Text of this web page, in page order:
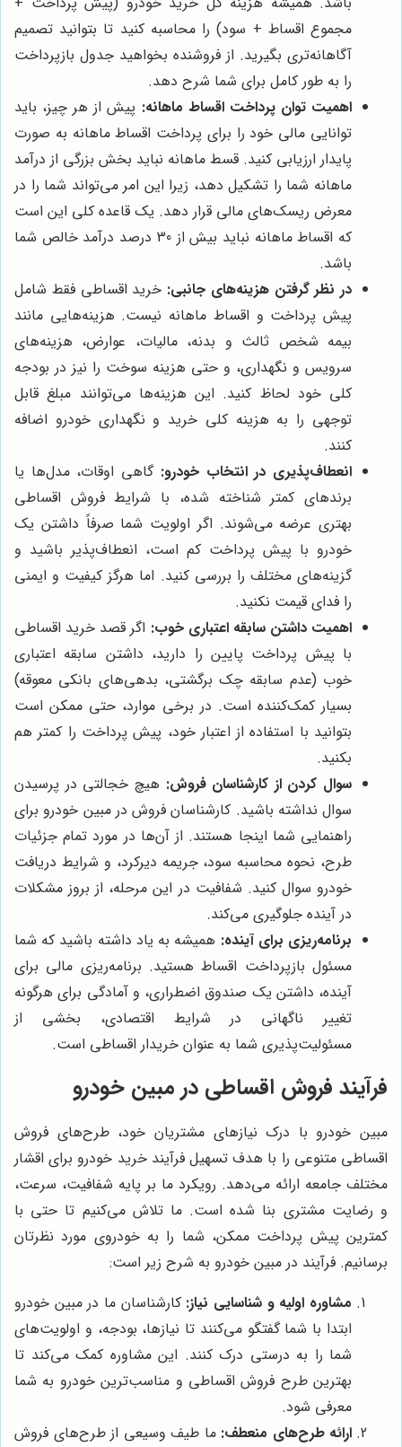
مجموع اقساط + سود) را محاسبه کنید تا بتوانید تصمیم
آگاهانه‌تری بگیرید. از فروشنده بخواهید جدول بازپرداخت
را به طور کامل برای شما شرح دهد.
اهمیت توان پرداخت اقساط ماهانه: پیش از هر چیز، باید
توانایی مالی خود را برای پرداخت اقساط ماهانه به صورت
پایدار ارزیابی کنید. قسط ماهانه نباید بخش بزرگی از درآمد
ماهانه شما را تشکیل دهد، زیرا این امر می‌تواند شما را در
معرض ریسک‌های مالی قرار دهد. یک قاعده کلی این است
که اقساط ماهانه نباید بیش از 30 درصد درآمد خالص شما
باشد.
در نظر گرفتن هزینه‌های جانبی: خرید اقساطی فقط شامل
پیش پرداخت و اقساط ماهانه نیست. هزینه‌هایی مانند
بیمه شخص ثالث و بدنه، مالیات، عوارض، هزینه‌های
سرویس و نگهداری، و حتی هزینه سوخت را نیز در بودجه
کلی خود لحاظ کنید. این هزینه‌ها می‌توانند مبلغ قابل
توجهی را به هزینه کلی خرید و نگهداری خودرو اضافه
کنند.
انعطاف‌پذیری در انتخاب خودرو: گاهی اوقات، مدل‌ها یا
برندهای کمتر شناخته شده، با شرایط فروش اقساطی
بهتری عرضه می‌شوند. اگر اولویت شما صرفاً داشتن یک
خودرو با پیش پرداخت کم است، انعطاف‌پذیر باشید و
گزینه‌های مختلف را بررسی کنید. اما هرگز کیفیت و ایمنی
را فدای قیمت نکنید.
اهمیت داشتن سابقه اعتباری خوب: اگر قصد خرید اقساطی
با پیش پرداخت پایین را دارید، داشتن سابقه اعتباری
خوب (عدم سابقه چک برگشتی، بدهی‌های بانکی معوقه)
بسیار کمک‌کننده است. در برخی موارد، حتی ممکن است
بتوانید با استفاده از اعتبار خود، پیش پرداخت را کمتر هم
بکنید.
سوال کردن از کارشناسان فروش: هیچ خجالتی در پرسیدن
سوال نداشته باشید. کارشناسان فروش در مبین خودرو برای
راهنمایی شما اینجا هستند. از آن‌ها در مورد تمام جزئیات
طرح، نحوه محاسبه سود، جریمه دیرکرد، و شرایط دریافت
خودرو سوال کنید. شفافیت در این مرحله، از بروز مشکلات
در آینده جلوگیری می‌کند.
برنامه‌ریزی برای آینده: همیشه به یاد داشته باشید که شما
مسئول بازپرداخت اقساط هستید. برنامه‌ریزی مالی برای
آینده، داشتن یک صندوق اضطراری، و آمادگی برای هرگونه
تغییر ناگهانی در شرایط اقتصادی، بخشی از
مسئولیت‌پذیری شما به عنوان خریدار اقساطی است.
فرآیند فروش اقساطی در مبین خودرو
مبین خودرو با درک نیازهای مشتریان خود، طرح‌های فروش
اقساطی متنوعی را با هدف تسهیل فرآیند خرید خودرو برای اقشار
مختلف جامعه ارائه می‌دهد. رویکرد ما بر پایه شفافیت، سرعت،
و رضایت مشتری بنا شده است. ما تلاش می‌کنیم تا حتی با
کمترین پیش پرداخت ممکن، شما را به خودروی مورد نظرتان
برسانیم. فرآیند در مبین خودرو به شرح زیر است:
مشاوره اولیه و شناسایی نیاز: کارشناسان ما در مبین خودرو
ابتدا با شما گفتگو می‌کنند تا نیازها، بودجه، و اولویت‌های
شما را به درستی درک کنند. این مشاوره کمک می‌کند تا
بهترین طرح فروش اقساطی و مناسب‌ترین خودرو به شما
معرفی شود.
ارائه طرح‌های منعطف: ما طیف وسیعی از طرح‌های فروش